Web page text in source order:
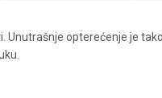
Unutrašnje opterećenje je